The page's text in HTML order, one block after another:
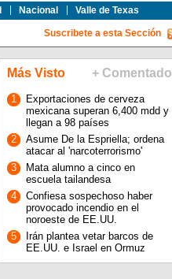
Nacional Valle de Texas
Suscribete a esta Sección
Más Visto + Comentado
1
Exportaciones de cerveza
mexicana superan 6,400 mdd y
llegan a 98 países
2
Asume De la Espriella; ordena
atacar al 'narcoterrorismo'
3
Mata alumno a cinco en
escuela tailandesa
4
Confiesa sospechoso haber
provocado incendio en el
noroeste de EE.UU.
5
Irán plantea vetar barcos de
EE.UU. e Israel en Ormuz